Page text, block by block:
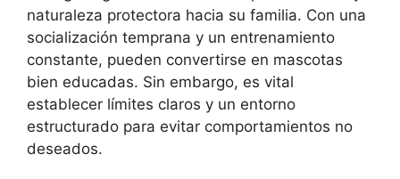
naturaleza protectora hacia su familia. Con una
socialización temprana y un entrenamiento
constante, pueden convertirse en mascotas
bien educadas. Sin embargo, es vital
establecer límites claros y un entorno
estructurado para evitar comportamientos no
deseados.